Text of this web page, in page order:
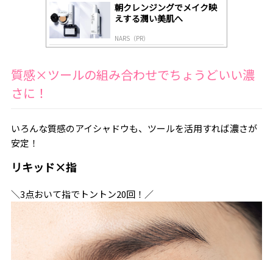
朝クレンジングでメイク映
えする潤い美肌へ
NARS（PR）
質感×ツールの組み合わせでちょうどいい濃
さに！
いろんな質感のアイシャドウも、ツールを活用すれば濃さが
安定！
リキッド×指
＼3点おいて指でトントン20回！／